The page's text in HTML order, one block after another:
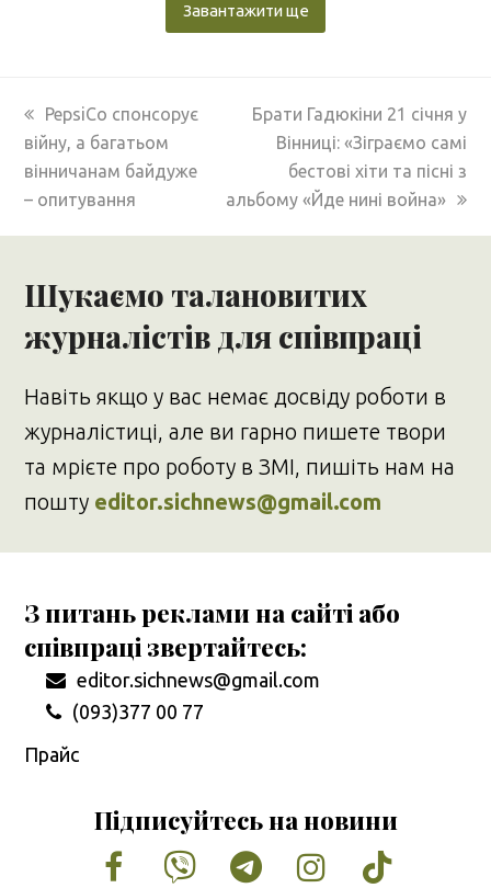
Завантажити ще
previous
post:
PepsiCo спонсорує
війну, а багатьом
вінничанам байдуже
– опитування
next
post:
Брати Гадюкіни 21 січня у
Вінниці: «Зіграємо самі
бестові хіти та пісні з
альбому «Йде нині война»
Шукаємо талановитих
журналістів для співпраці
Навіть якщо у вас немає досвіду роботи в
журналістиці, але ви гарно пишете твори
та мрієте про роботу в ЗМІ, пишіть нам на
пошту editor.sichnews@gmail.com
З питань реклами на сайті або
співпраці звертайтесь:
editor.sichnews@gmail.com
(093)377 00 77
Прайс
Підписуйтесь на новини
Facebook
VimeoTumblrInstagram
Tiktok